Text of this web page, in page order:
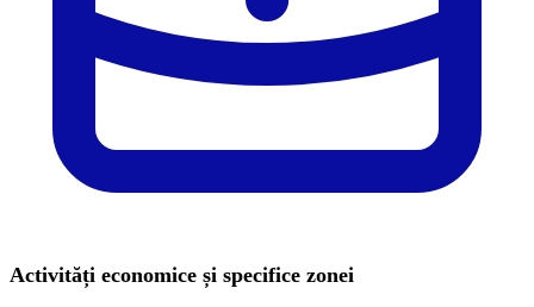
Activități economice și specifice zonei